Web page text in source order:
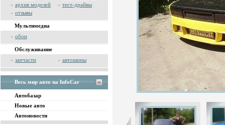
» архив моделей » тест-драйвы
» отзывы
Мультимедиа
» обои
Обслуживание
» запчасти » автошины
Весь мир авто на InfoCar
Автобазар
Новые авто
Автоновости